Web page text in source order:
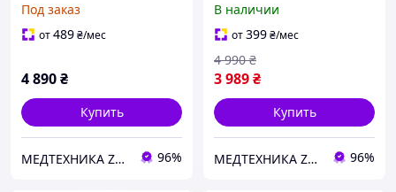
мембрана DuPont (США и
Южная Корея)
Под заказ
от489₴/мес
4 890₴
Купить
МЕДТЕХНИКА ZENET-ДНЕПР - Медицинское и массажное оборудование 96%
В наличии
от399₴/мес
3 989₴
4 990 ₴
Купить
МЕДТЕХНИКА ZENET-ДНЕПР - Медицинское и массажное оборудование 96%